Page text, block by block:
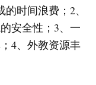
时间浪费；2、
安全性；3、一
4、外教资源丰